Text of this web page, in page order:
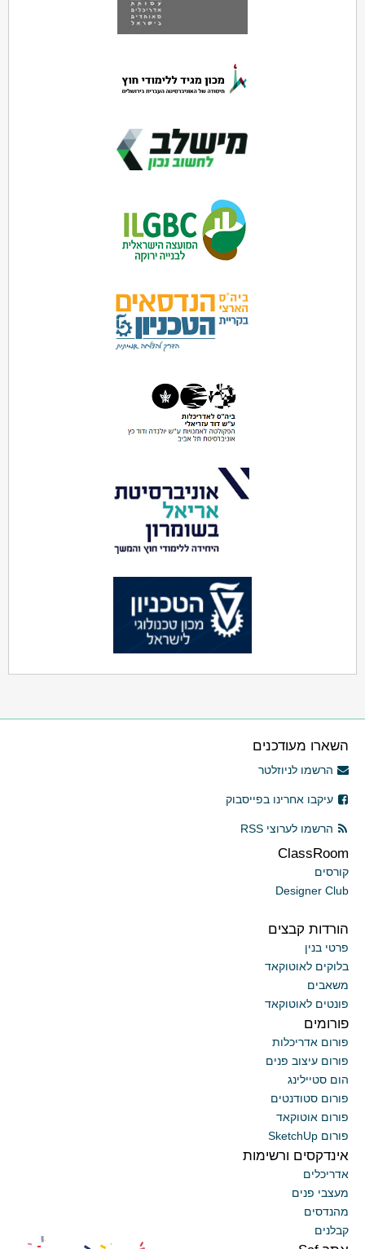
השארו מעודכנים
הרשמו לניוזלטר
עיקבו אחרינו בפייסבוק
הרשמו לערוצי RSS
ClassRoom
קורסים
Designer Club
הורדות קבצים
פרטי בנין
בלוקים לאוטוקאד
משאבים
פונטים לאוטוקאד
פורומים
פורום אדריכלות
פורום עיצוב פנים
הום סטיילינג
פורום סטודנטים
פורום אוטוקאד
פורום SketchUp
אינדקסים ורשימות
אדריכלים
מעצבי פנים
מהנדסים
קבלנים